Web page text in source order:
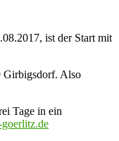
ist der Start mit
Girbigsdorf. Also
Tage in ein